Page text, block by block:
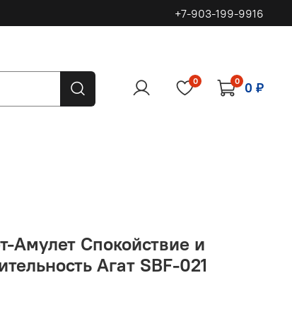
+7-903-199-9916
0 0 0 ₽
Амулет Спокойствие и
Агат SBF-021